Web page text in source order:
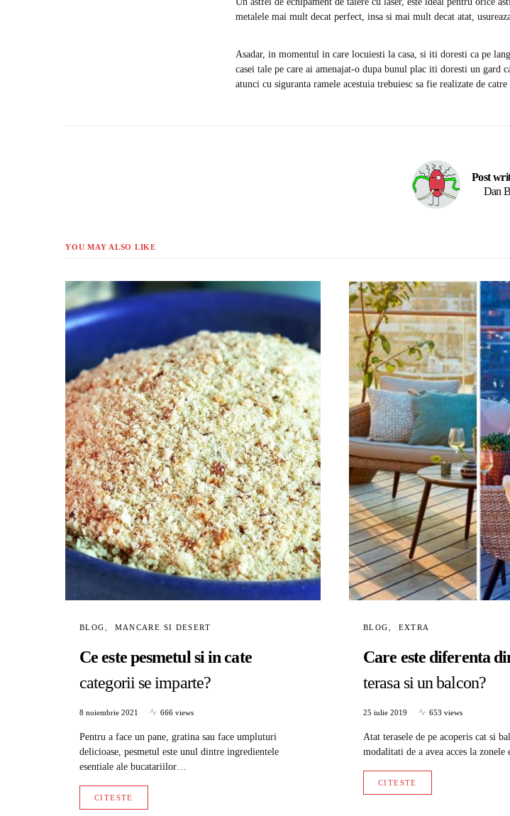
metalele mai mult decat perfect, insa si mai mult decat atat,
Asadar, in momentul in care locuiesti la casa, si iti doresti ca pe
casei tale pe care ai amenajat-o dupa bunul plac iti doresti un gard
atunci cu siguranta ramele acestuia trebuiesc sa fie realizate de
Post
Dan
YOU MAY ALSO LIKE
BLOG MANCARE SI DESERT
Ce este pesmetul si in cate
categorii se imparte?
8 noiembrie 2021 666 views
Pentru a face un pane, gratina sau face umpluturi
delicioase, pesmetul este unul dintre ingredientele
esentiale ale bucatariilor…
CITESTE
BLOG EXTRA
Care este diferenta
terasa si un balcon?
25 iulie 2019 653 views
Atat terasele de pe acoperis cat si
modalitati de a avea acces la zonele
CITESTE